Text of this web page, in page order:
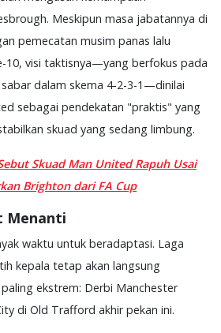
Meskipun masa jabatannya di
pemecatan musim panas lalu
10, visi taktisnya—yang berfokus pada
dalam skema 4-2-3-1—dinilai
sebagai pendekatan "praktis" yang
skuad yang sedang limbung.
Skuad Man United Rapuh Usai
Brighton dari FA Cup
Menanti
waktu untuk beradaptasi. Laga
kepala tetap akan langsung
ekstrem: Derbi Manchester
di Old Trafford akhir pekan ini.